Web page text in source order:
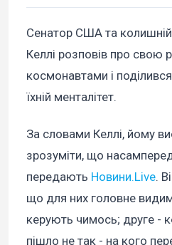
Сенатор США та
Келлі розповів про свою
космонавтами і
їхній менталітет.
За словами Келлі, йому
зрозуміти, що
передають Новини.Live.
що для них головне
керують чимось; друге -
пішло не так - на кого